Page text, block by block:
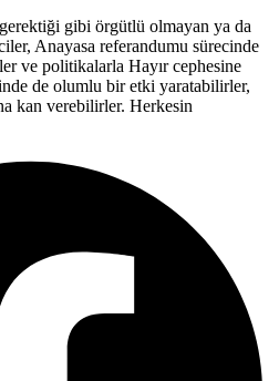
gibi örgütlü olmayan ya da
Anayasa referandumu sürecinde
ve politikalarla Hayır cephesine
de olumlu bir etki yaratabilirler,
kan verebilirler. Herkesin